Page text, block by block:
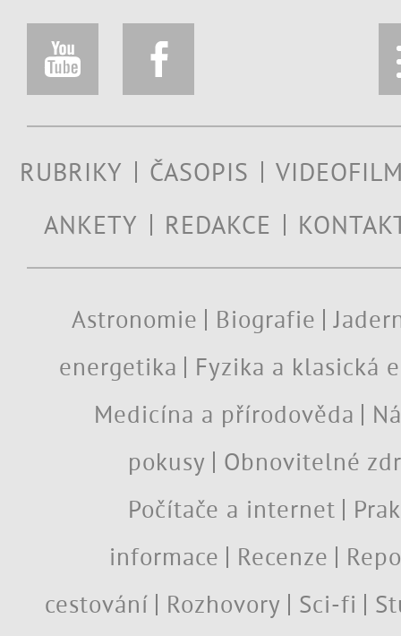
RUBRIKY ČASOPIS
ANKETY
REDAKCE
Astronomie Biografie
energetika
Fyzika a klasická
Medicína a přírodověda
pokusy
Obnovitelné
Počítače a internet
informace
Recenze
cestování
Rozhovory Sci-fi